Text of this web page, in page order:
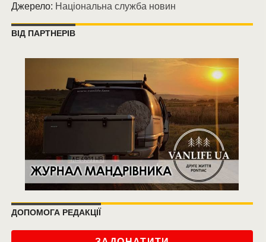
Джерело: Національна служба новин
ВІД ПАРТНЕРІВ
ДОПОМОГА РЕДАКЦІЇ